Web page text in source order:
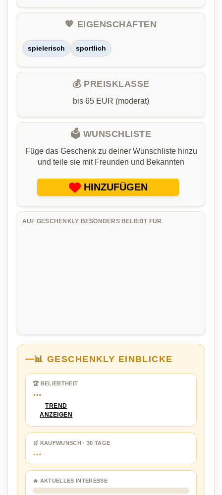
💖 EIGENSCHAFTEN
spielerisch sportlich
💰 PREISKLASSE
bis 65 EUR (moderat)
🗳️ WUNSCHLISTE
Füge das Geschenk zu deiner Wunschliste hinzu
und teile sie mit Freunden und Bekannten
HINZUFÜGEN
AUF GESCHENKLY BESONDERS BELIEBT FÜR
📊 GESCHENKLY EINBLICKE
🏆 BELIEBTHEIT
…
TREND
ANZEIGEN
🛒 KAUFWUNSCH · 30 TAGE
…
🔥 AKTUELLES INTERESSE